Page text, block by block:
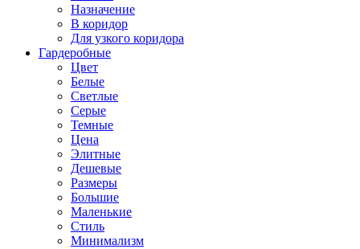
Назначение
В коридор
Для узкого коридора
Гардеробные
Цвет
Белые
Светлые
Серые
Темные
Цена
Элитные
Дешевые
Размеры
Большие
Маленькие
Стиль
Минимализм